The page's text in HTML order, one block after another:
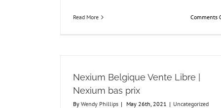
Read More Comments
Nexium Belgique Vente Libre |
Nexium bas prix
By Wendy Phillips | May 26th, 2021 | Uncategorized